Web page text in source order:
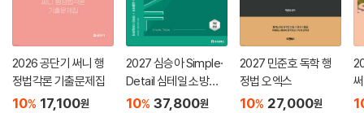
2. 소방관계법규 무료 특강
2026 공단기 써니 행
정법각론 기출문제집
10% 17,100원
2027 심승아 Simple·
Detail 심테일 소방관
계법규 2
10% 37,800원
2027 민준호 독학 행
정법 오엑스
10% 27,000원